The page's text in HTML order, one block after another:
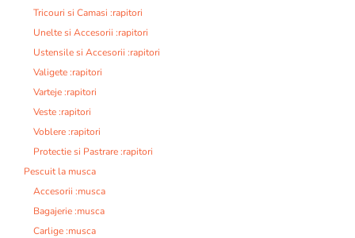
Tricouri si Camasi :rapitori
Unelte si Accesorii :rapitori
Ustensile si Accesorii :rapitori
Valigete :rapitori
Varteje :rapitori
Veste :rapitori
Voblere :rapitori
Protectie si Pastrare :rapitori
Pescuit la musca
Accesorii :musca
Bagajerie :musca
Carlige :musca